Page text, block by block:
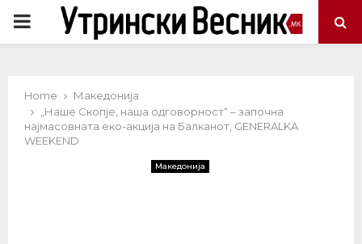
PRIMARY
Home
Македонија
„Наше Скопје, наша одговорност“ – започна
најмасовната еко-акција на Балканот, GENERALKA
WEEKEND
Македонија